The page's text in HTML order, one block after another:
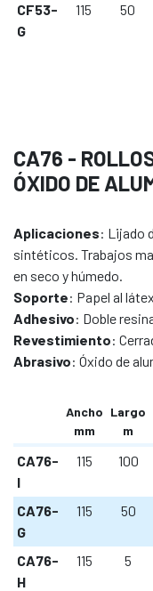
CF53-
G
115 50
CA76 -
ÓXIDO DE
Aplicaciones: Lijado
sintéticos. Trabajos
en seco y húmedo.
Soporte: Papel al
Adhesivo: Doble
Revestimiento:
Abrasivo: Óxido de
Ancho
mm
Largo
m
CA76-
I
115 100
CA76-
G
115 50
CA76-
H
115 5